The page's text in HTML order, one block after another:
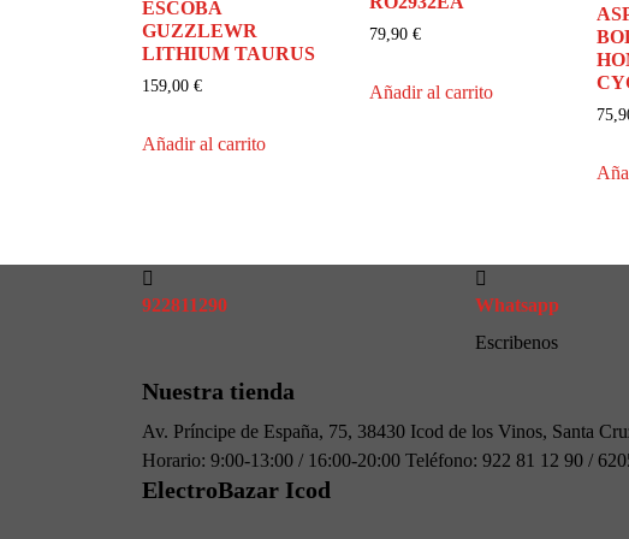
ESCOBA
GUZZLEWR
LITHIUM TAURUS
159,00 €
Añadir al carrito
79,90 €
Añadir al carrito
922811290
Whatsapp
Escribenos
Nuestra tienda
Av. Príncipe de España, 75, 38430 Icod de los Vinos, Santa
Horario: 9:00-13:00 / 16:00-20:00 Teléfono: 922 81 12 90 /
ElectroBazar Icod